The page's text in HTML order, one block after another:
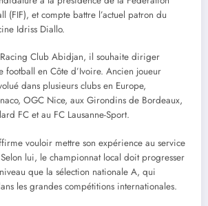
(FIF), et compte battre l’actuel patron du
Idriss Diallo.
Club Abidjan, il souhaite diriger
football en Côte d’Ivoire. Ancien joueur
dans plusieurs clubs en Europe,
OGC Nice, aux Girondins de Bordeaux,
FC et au FC Lausanne-Sport.
vouloir mettre son expérience au service
lui, le championnat local doit progresser
que la sélection nationale A, qui
les grandes compétitions internationales.